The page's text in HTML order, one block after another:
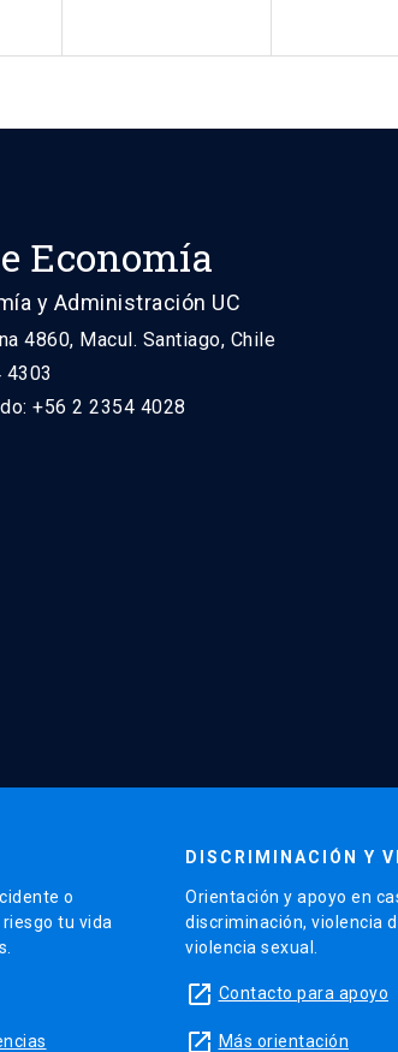
Economía
y Administración UC
4860, Macul. Santiago, Chile
4303
+56 2 2354 4028
o
tu vida
DISCRIMINACIÓN Y
Orientación y apoyo en
discriminación, violencia
violencia sexual.
launch Contacto para apoyo
launch Más orientación